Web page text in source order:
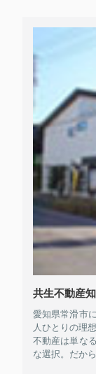
共生不動産
愛知県常滑市
人ひとりの理
不動産は単な
な選択。だか